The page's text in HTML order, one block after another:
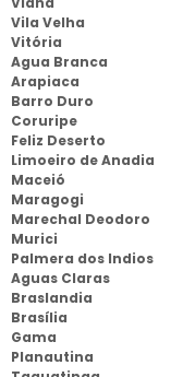
Vila Velha
Vitória
Agua Branca
Arapiaca
Barro Duro
Coruripe
Feliz Deserto
Limoeiro de Anadia
Maceió
Maragogi
Marechal Deodoro
Murici
Palmera dos Indios
Aguas Claras
Braslandia
Brasília
Gama
Planautina